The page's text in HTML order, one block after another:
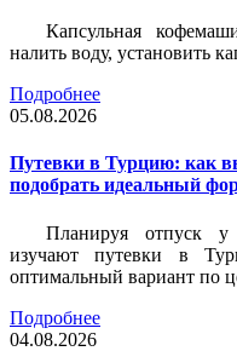
Капсульная
налить воду, установить
Подробнее
05.08.2026
Путевки в Турцию: как
подобрать идеальный
Планируя отпуск у
изучают путевки в
оптимальный вариант по
Подробнее
04.08.2026